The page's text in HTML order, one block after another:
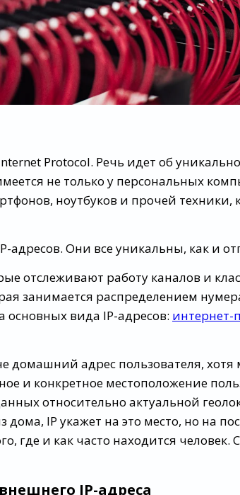
Protocol. Речь идет об
не только у персональных
ноутбуков и прочей техники,
адресов. Они все уникальны, как и
отслеживают работу каналов и
занимается распределением
основных вида IP-адресов: интернет-
домашний адрес пользователя, хотя
и конкретное местоположение
относительно актуальной
IP укажет на это место, но на
где и как часто находится человек.
IP-адреса